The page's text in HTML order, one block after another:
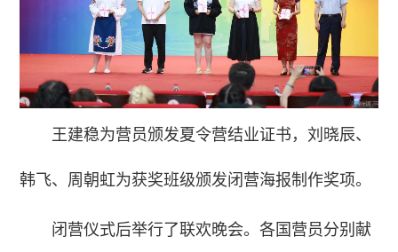
王建稳为营员颁发夏令营结业证书，刘晓辰、
韩飞、周朝虹为获奖班级颁发闭营海报制作奖项。
闭营仪式后举行了联欢晚会。各国营员分别献